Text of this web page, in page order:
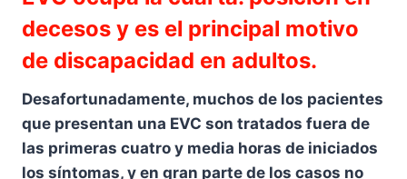
decesos y es el principal motivo
de discapacidad en adultos.
Desafortunadamente, muchos de los pacientes
que presentan una EVC son tratados fuera de
las primeras cuatro y media horas de iniciados
los síntomas, y en gran parte de los casos no